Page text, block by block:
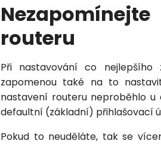
routeru
Při nastavování co
zapomenou také na to
nastavení routeru neproběhlo u
defaultní (základní) přihlašovací
Pokud to neuděláte, tak se